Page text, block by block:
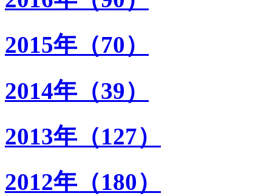
2015年（70）
2014年（39）
2013年（127）
2012年（180）